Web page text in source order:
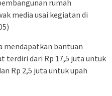
rumah
media usai kegiatan di
mendapatkan bantuan
terdiri dari Rp 17,5 juta untuk
Rp 2,5 juta untuk upah